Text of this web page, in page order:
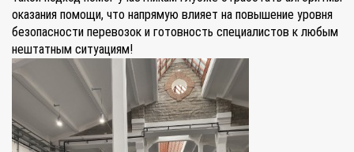
оказания помощи, что напрямую влияет на повышение уровня
безопасности перевозок и готовность специалистов к любым
нештатным ситуациям!